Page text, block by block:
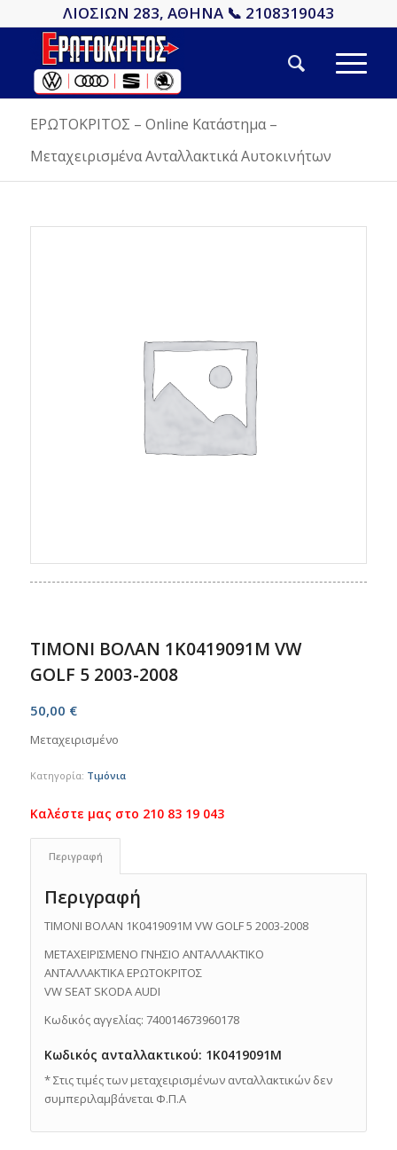
ΛΙΟΣΙΩΝ 283, ΑΘΗΝΑ 📞 2108319043
ΕΡΩΤΟΚΡΙΤΟΣ – Online Κατάστημα –
Μεταχειρισμένα Ανταλλακτικά Αυτοκινήτων
ΤΙΜΟΝΙ ΒΟΛΑΝ 1K0419091M VW
GOLF 5 2003-2008
50,00 €
Μεταχειρισμένο
Κατηγορία: Τιμόνια
Περιγραφή
Περιγραφή
ΤΙΜΟΝΙ ΒΟΛΑΝ 1K0419091M VW GOLF 5 2003-2008
ΜΕΤΑΧΕΙΡΙΣΜΕΝΟ ΓΝΗΣΙΟ ΑΝΤΑΛΛΑΚΤΙΚO
ΑΝΤΑΛΛΑΚΤΙΚΑ ΕΡΩΤΟΚΡΙΤΟΣ
VW SEAT SKODA AUDI
Κωδικός αγγελίας: 740014673960178
Κωδικός ανταλλακτικού: 1K0419091M
* Στις τιμές των μεταχειρισμένων ανταλλακτικών δεν
συμπεριλαμβάνεται Φ.Π.Α